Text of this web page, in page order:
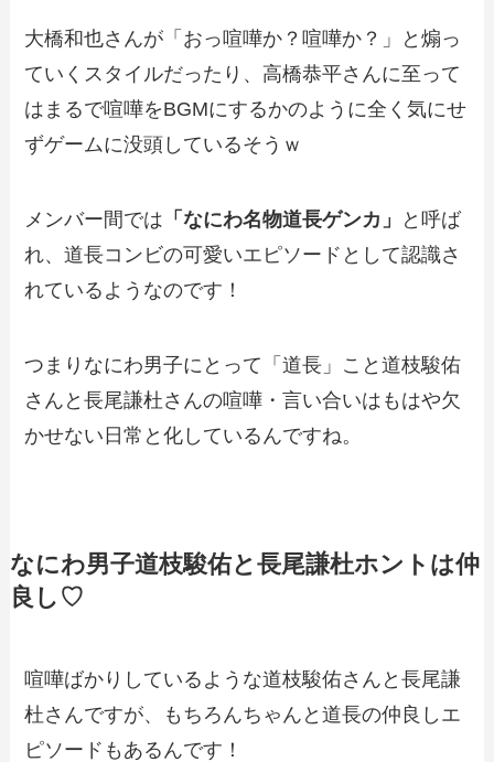
大橋和也さんが「おっ喧嘩か？喧嘩か？」と煽っ
ていくスタイルだったり、高橋恭平さんに至って
はまるで喧嘩をBGMにするかのように全く気にせ
ずゲームに没頭しているそうｗ
メンバー間では 「なにわ名物道長ゲンカ」
と呼ば
れ、道長コンビの可愛いエピソードとして認識さ
れているようなのです！
つまりなにわ男子にとって「道長」こと道枝駿佑
さんと長尾謙杜さんの喧嘩・言い合いはもはや欠
かせない日常と化しているんですね。
なにわ男子道枝駿佑と長尾謙杜ホントは仲
良し♡
喧嘩ばかりしているような道枝駿佑さんと長尾謙
杜さんですが、もちろんちゃんと道長の仲良しエ
ピソードもあるんです！